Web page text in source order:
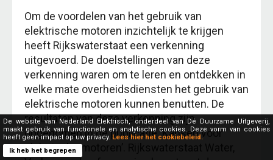
Om de voordelen van het gebruik van
elektrische motoren inzichtelijk te krijgen
heeft Rijkswaterstaat een verkenning
uitgevoerd. De doelstellingen van deze
verkenning waren om te leren en ontdekken in
welke mate overheidsdiensten het gebruik van
elektrische motoren kunnen benutten. De
resultaten van deze verkenning zijn
opgenomen in de publicatie ‘Kansen voor
elektrische motoren’. Rijkswaterstaat Water,
De website van Nederland Elektrisch, onderdeel van Dé Duurzame Uitgeverij,
maakt gebruik van functionele en analytische cookies. Deze vorm van cookies
heeft geen impact op uw privacy. Lees hier het cookiebeleid.
Ik heb het begrepen